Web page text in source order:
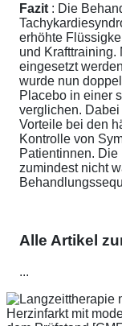
Fazit : Die
erhöhte
und Krafttraining.
eingesetzt
wurde nun
Placebo in einer
verglichen.
Vorteile bei den
Kontrolle von
Patientinnen.
zumindest nicht
Alle Artikel
...